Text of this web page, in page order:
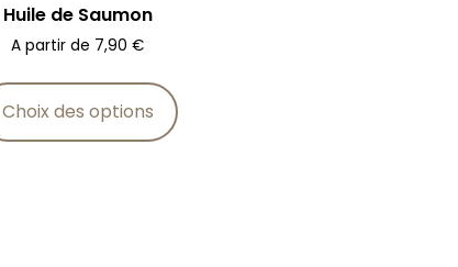
Huile de Saumon
A partir de 7,90 €
Choix des options